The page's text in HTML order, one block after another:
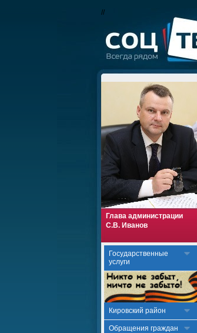
//
Глава администрации
С.В. Иванов
Государственные
услуги
Кировский район
Обращения граждан